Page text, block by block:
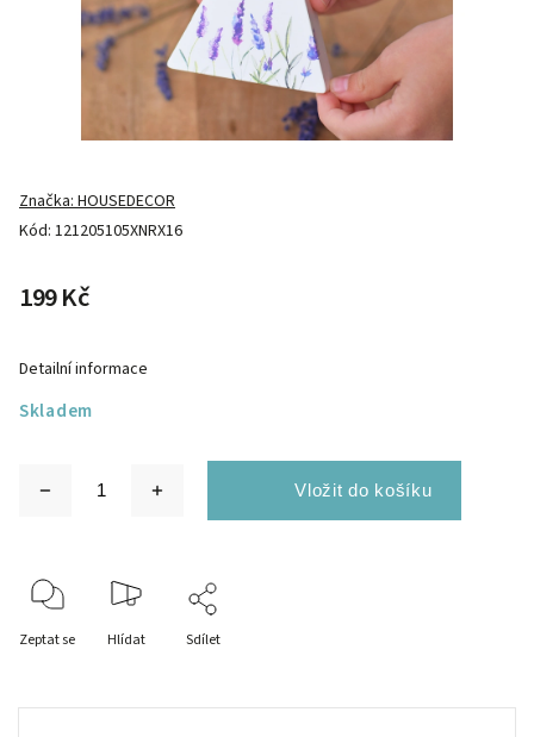
Kód: 121205105XNRX16
Značka:HOUSEDECOR
199 Kč
Skladem
Detailní informace
Zeptat se Hlídat Sdílet